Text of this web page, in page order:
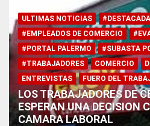
ULTIMAS NOTICIAS
#EMPLEADOS DE COMERCIO
#PORTAL PALERMO
#SUBASTA
#TRABAJADORES
COMERCIO
ENTREVISTAS
FUERO DEL
LOS TRABAJADORES DE
ESPERAN UNA DECISION
CAMARA LABORAL